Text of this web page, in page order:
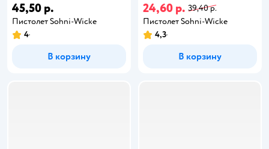
45,50 р.
Пистолет Sohni-Wicke
4
В корзину
24,60 р. 39,40 р.
Пистолет Sohni-Wicke
4,3
В корзину